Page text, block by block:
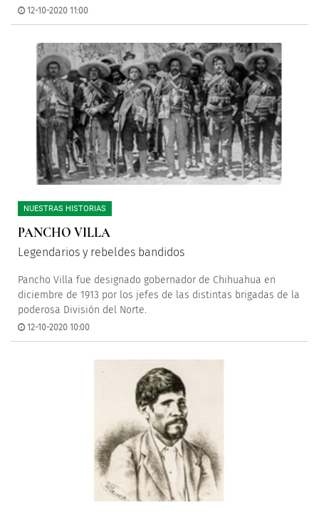
12-10-2020 11:00
NUESTRAS HISTORIAS
PANCHO VILLA
Legendarios y rebeldes bandidos
Pancho Villa fue designado gobernador de Chihuahua en
diciembre de 1913 por los jefes de las distintas brigadas de la
poderosa División del Norte.
12-10-2020 10:00